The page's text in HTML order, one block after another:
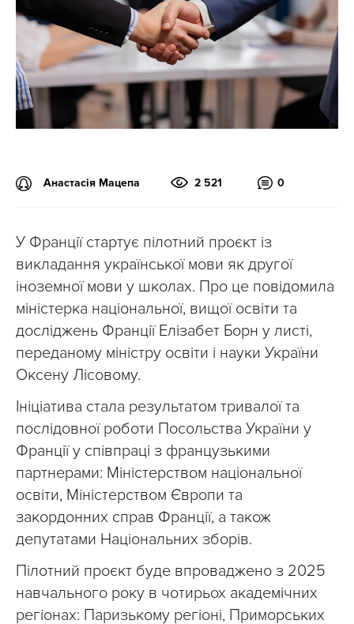
Анастасія Мацепа 2 521 0
У Франції стартує пілотний проєкт із
викладання української мови як другої
іноземної мови у школах. Про це повідомила
міністерка національної, вищої освіти та
досліджень Франції Елізабет Борн у листі,
переданому міністру освіти і науки України
Оксену Лісовому.
Ініціатива стала результатом тривалої та
послідовної роботи Посольства України у
Франції у співпраці з французькими
партнерами: Міністерством національної
освіти, Міністерством Європи та
закордонних справ Франції, а також
депутатами Національних зборів.
Пілотний проєкт буде впроваджено з 2025
навчального року в чотирьох академічних
регіонах: Паризькому регіоні, Приморських